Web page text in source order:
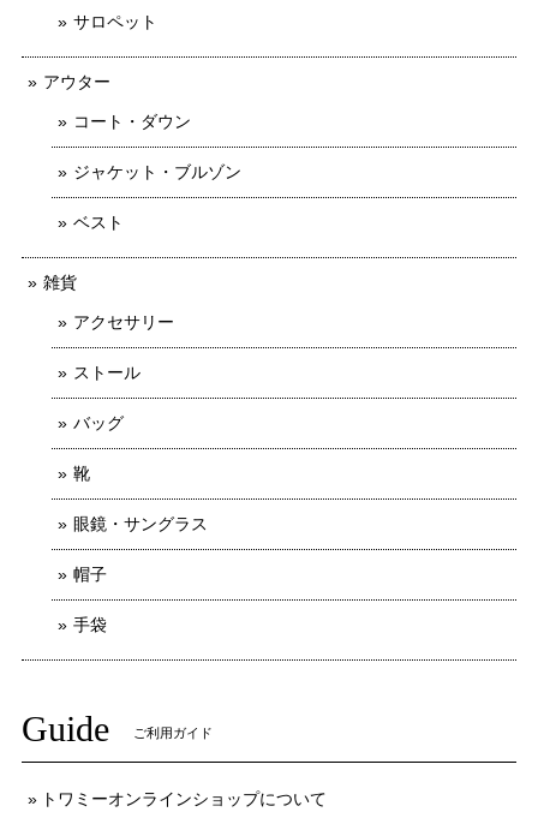
サロペット
アウター
コート・ダウン
ジャケット・ブルゾン
ベスト
雑貨
アクセサリー
ストール
バッグ
靴
眼鏡・サングラス
帽子
手袋
Guide ご利用ガイド
トワミーオンラインショップについて